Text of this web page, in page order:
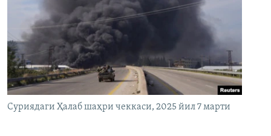
Суриядаги Ҳалаб шаҳри чеккаси, 2025 йил 7 марти